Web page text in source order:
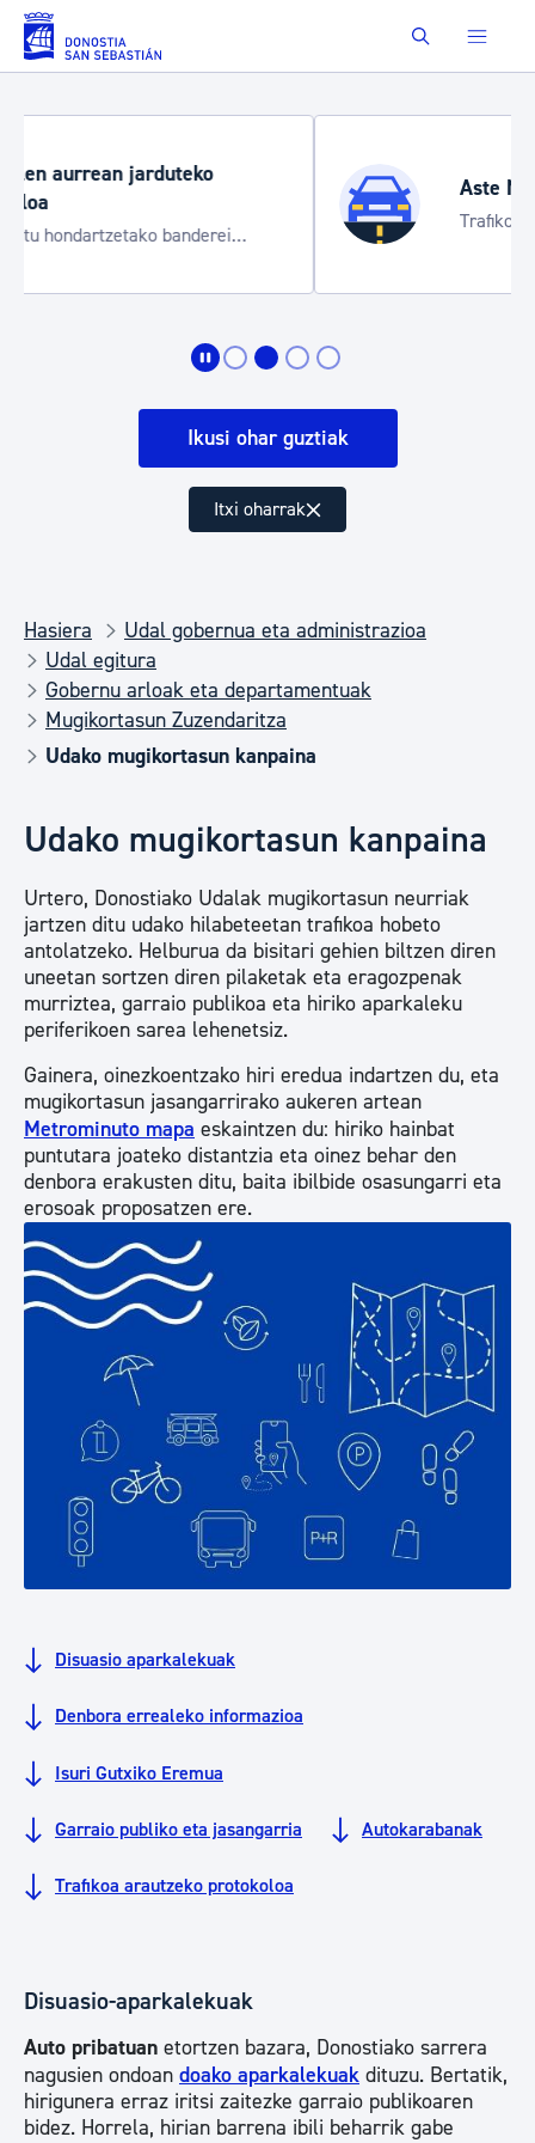
Eduki nagusira joan Buscar
Aste Nagusia 2026
Trafiko mozketak eta garraio zerbitzu
bereziak
Ikusi ohar guztiak
Itxi oharrak
Hasiera
Udal gobernua eta administrazioa
Udal egitura
Gobernu arloak eta departamentuak
Mugikortasun Zuzendaritza
Udako mugikortasun kanpaina
Udako mugikortasun kanpaina
Urtero, Donostiako Udalak mugikortasun neurriak
jartzen ditu udako hilabeteetan trafikoa hobeto
antolatzeko. Helburua da bisitari gehien biltzen diren
uneetan sortzen diren pilaketak eta eragozpenak
murriztea, garraio publikoa eta hiriko aparkaleku
periferikoen sarea lehenetsiz.
Gainera, oinezkoentzako hiri eredua indartzen du, eta
mugikortasun jasangarrirako aukeren artean
Metrominuto mapa eskaintzen du: hiriko hainbat
puntutara joateko distantzia eta oinez behar den
denbora erakusten ditu, baita ibilbide osasungarri eta
erosoak proposatzen ere.
Disuasio aparkalekuak
Denbora errealeko informazioa
Isuri Gutxiko Eremua
Garraio publiko eta jasangarria Autokarabanak
Trafikoa arautzeko protokoloa
Disuasio-aparkalekuak
Auto pribatuan etortzen bazara, Donostiako sarrera
nagusien ondoan doako aparkalekuak dituzu. Bertatik,
hirigunera erraz iritsi zaitezke garraio publikoaren
bidez. Horrela, hirian barrena ibili beharrik gabe